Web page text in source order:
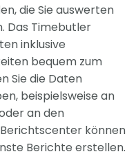
die Sie auswerten
Das Timebutler
inklusive
bequem zum
Sie die Daten
beispielsweise an
an den
können
Berichte erstellen.